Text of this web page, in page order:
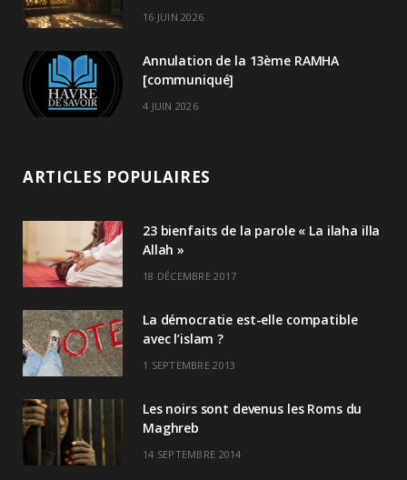
16 JUIN 2026
Annulation de la 13ème RAMHA
[communiqué]
4 JUIN 2026
ARTICLES POPULAIRES
23 bienfaits de la parole « La ilaha illa
Allah »
18 DÉCEMBRE 2017
La démocratie est-elle compatible
avec l’islam ?
1 SEPTEMBRE 2013
Les noirs sont devenus les Roms du
Maghreb
14 SEPTEMBRE 2014